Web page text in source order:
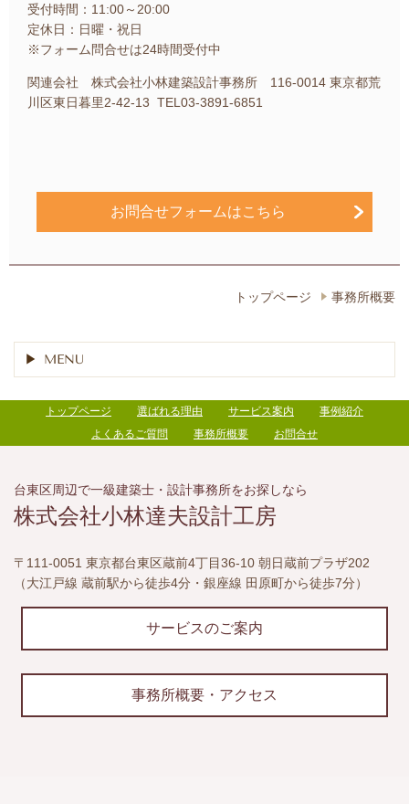
受付時間：11:00～20:00
定休日：日曜・祝日
※フォーム問合せは24時間受付中
関連会社 株式会社小林建築設計事務所 116-0014 東京都荒
川区東日暮里2-42-13 TEL03-3891-6851
お問合せフォームはこちら
トップページ 事務所概要
MENU
トップページ 選ばれる理由 サービス案内
事例紹介
よくあるご質問
事務所概要 お問合せ
台東区周辺で一級建築士・設計事務所をお探しなら
株式会社小林達夫設計工房
〒111-0051 東京都台東区蔵前4丁目36-10 朝日蔵前プラザ202
（大江戸線 蔵前駅から徒歩4分・銀座線 田原町から徒歩7分）
サービスのご案内
事務所概要・アクセス